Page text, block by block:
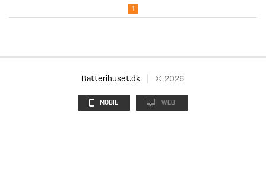
1
Batterihuset.dk © 2026
MOBIL WEB